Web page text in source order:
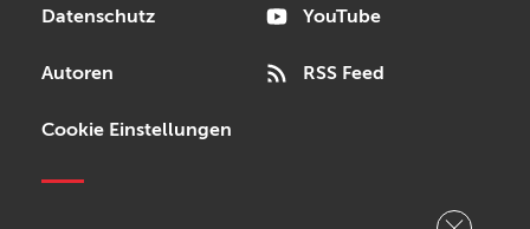
Datenschutz
Autoren
Cookie Einstellungen
YouTube
RSS Feed